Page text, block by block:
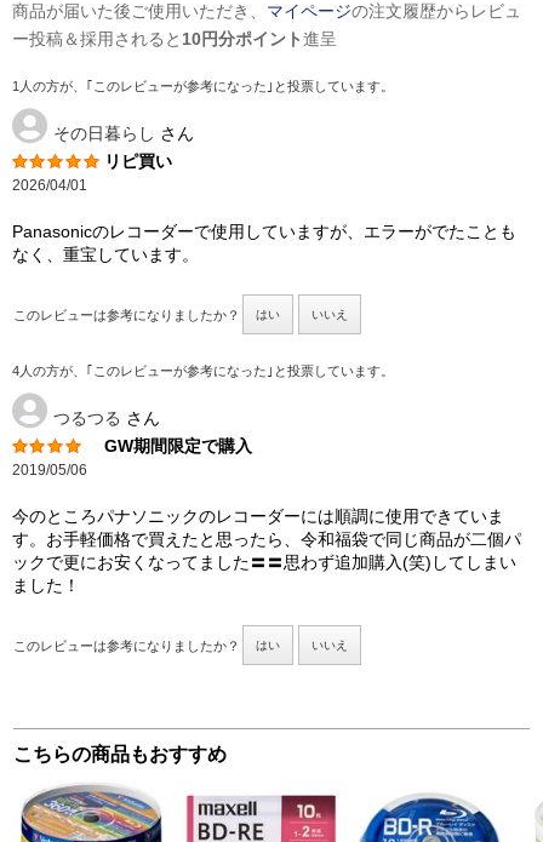
商品が届いた後ご使用いただき、 マイページの注文履歴からレビュ
ー投稿＆採用されると 10円分ポイント進呈
1人の方が、｢このレビューが参考になった｣と投票しています。
その日暮らし さん
リピ買い
2026/04/01
Panasonicのレコーダーで使用していますが、エラーがでたことも
なく、重宝しています。
このレビューは参考になりましたか？ はい いいえ
4人の方が、｢このレビューが参考になった｣と投票しています。
つるつる さん
GW期間限定で購入
2019/05/06
今のところパナソニックのレコーダーには順調に使用できていま
す。お手軽価格で買えたと思ったら、令和福袋で同じ商品が二個パ
ックで更にお安くなってました〓〓思わず追加購入(笑)してしまい
ました！
このレビューは参考になりましたか？ はい いいえ
こちらの商品もおすすめ